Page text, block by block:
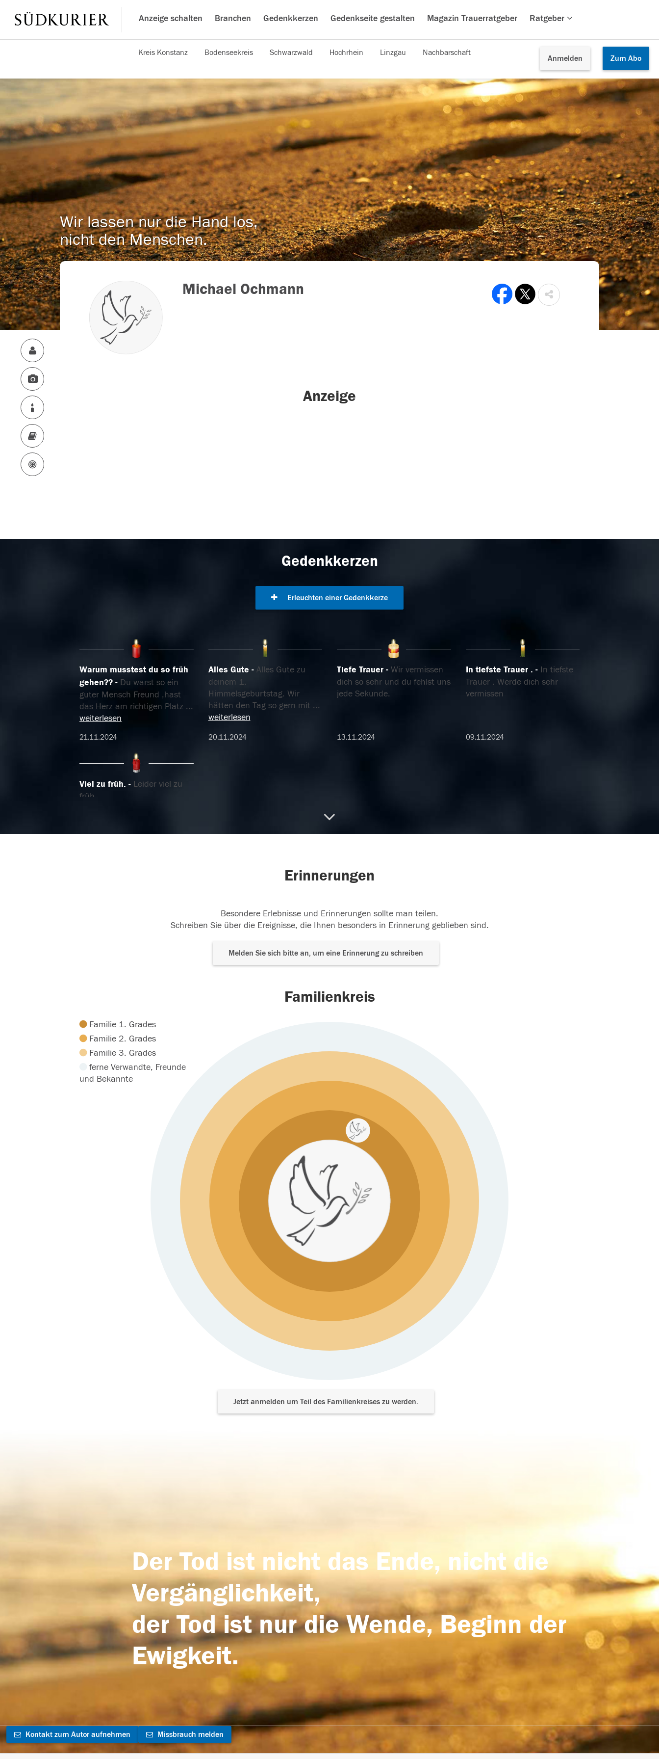
Anzeige schalten Branchen Gedenkkerzen Gedenkseite gestalten Magazin Trauerratgeber Ratgeber
Anmelden Zum Abo
Kreis Konstanz Bodenseekreis Schwarzwald Hochrhein Linzgau Nachbarschaft
Wir lassen nur die Hand los,
nicht den Menschen.
Michael Ochmann
Anzeige
Gedenkkerzen
Erleuchten einer Gedenkkerze
Warum musstest du so früh
gehen??
Du warst so ein
guter Mensch Freund ,hast
das Herz am richtigen Platz ...
weiterlesen
21.11.2024
Alles Gute
Alles Gute zu
deinem 1.
Himmelsgeburtstag. Wir
hätten den Tag so gern mit ...
weiterlesen
20.11.2024
Tiefe Trauer
Wir vermissen
dich so sehr und du fehlst uns
jede Sekunde.
13.11.2024
In tiefste Trauer .
In tiefste
Trauer . Werde dich sehr
vermissen
09.11.2024
Viel zu früh.
Leider viel zu
früh
Erinnerungen
Besondere Erlebnisse und Erinnerungen sollte man teilen.
Schreiben Sie über die Ereignisse, die Ihnen besonders in Erinnerung geblieben sind.
Melden Sie sich bitte an, um eine Erinnerung zu schreiben
Familienkreis
Familie 1. Grades
Familie 2. Grades
Familie 3. Grades
ferne Verwandte, Freunde
und Bekannte
Jetzt anmelden um Teil des Familienkreises zu werden.
Der Tod ist nicht das Ende, nicht die
Vergänglichkeit,
der Tod ist nur die Wende, Beginn der
Ewigkeit.
Kontakt zum Autor aufnehmen Missbrauch melden